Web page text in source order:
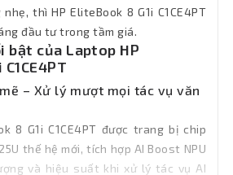
đèn bàn phím
Wi-Fi 6E AX211 (2x2)
thì HP EliteBook 8 G1i C1CE4PT
đầu tư trong tầm giá.
bật của Laptop HP
– Xử lý mượt mọi tác vụ văn
8 G1i C1CE4PT được trang bị chip
thế hệ mới, tích hợp AI Boost NPU
và hiệu suất khi xử lý tác vụ AI